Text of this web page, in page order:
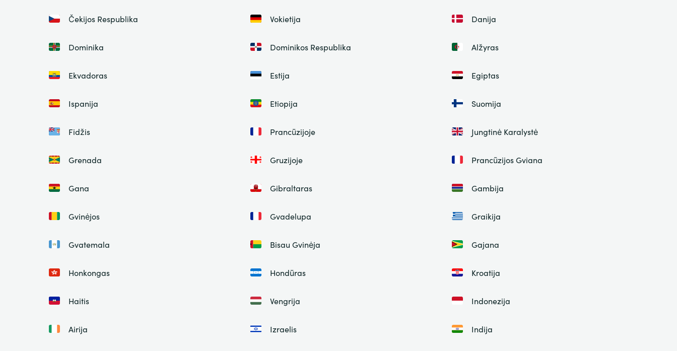
Čekijos Respublika Vokietija Danija
Dominika Dominikos Respublika Alžyras
Ekvadoras Estija Egiptas
Ispanija Etiopija Suomija
Fidžis Prancūzijoje Jungtinė Karalystė
Grenada Gruzijoje Prancūzijos Gviana
Gana Gibraltaras Gambija
Gvinėjos Gvadelupa Graikija
Gvatemala Bisau Gvinėja Gajana
Honkongas Hondūras Kroatija
Haitis Vengrija Indonezija
Airija Izraelis Indija